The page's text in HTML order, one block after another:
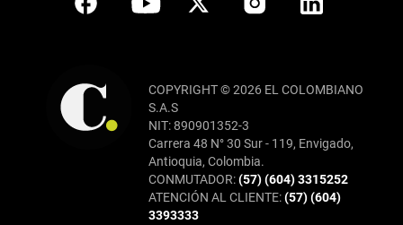
COPYRIGHT © 2026 EL COLOMBIANO
S.A.S
NIT: 890901352-3
Carrera 48 N° 30 Sur - 119, Envigado,
Antioquia, Colombia.
CONMUTADOR:(57) (604) 3315252
ATENCIÓN AL CLIENTE:(57) (604)
3393333